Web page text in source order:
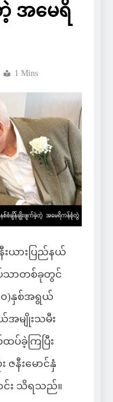
တဲ့ အမေရိ
1 Mins
ယားပြည်နယ်
ပ်သာတစ်ခုတွင်
)နှစ်အရွယ်
အမျိုးသမီး
ခဲ့ကြပြီး
နီးမောင်နှံ
ာင်း သိရသည်။